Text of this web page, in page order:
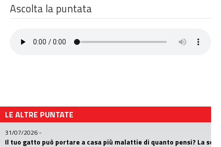
Ascolta la puntata
LE ALTRE PUNTATE
31/07/2026-
Il tuo gatto può portare a casa più malattie di quanto pensi? La